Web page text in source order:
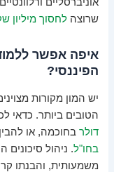
שרוצהלחסוך מיליון
איפה אפשר
הפיננסי?
הטובים ביותר. כדאי
דולר בחוכמה, או
בחו"ל. ניהול
משמעותית, והבנתו